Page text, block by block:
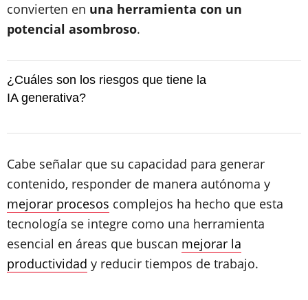
convierten en una herramienta con un
potencial asombroso.
¿Cuáles son los riesgos que tiene la
IA generativa?
Cabe señalar que su capacidad para generar
contenido, responder de manera autónoma y
mejorar procesos complejos ha hecho que esta
tecnología se integre como una herramienta
esencial en áreas que buscan mejorar la
productividad y reducir tiempos de trabajo.